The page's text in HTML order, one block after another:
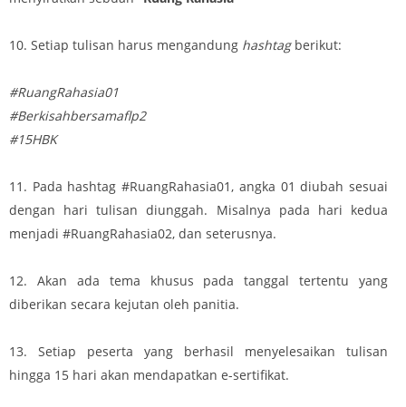
10. Setiap tulisan harus mengandung hashtagberikut:
#RuangRahasia01
#Berkisahbersamaflp2
#15HBK
11. Pada hashtag #RuangRahasia01, angka 01 diubah sesuai
dengan hari tulisan diunggah. Misalnya pada hari kedua
menjadi #RuangRahasia02, dan seterusnya.
12. Akan ada tema khusus pada tanggal tertentu yang
diberikan secara kejutan oleh panitia.
13. Setiap peserta yang berhasil menyelesaikan tulisan
hingga 15 hari akan mendapatkan e-sertifikat.